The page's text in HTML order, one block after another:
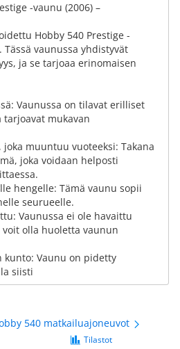
-vaunu (2006) –
Hobby 540 Prestige -
vaunussa yhdistyvät
ja se tarjoaa erinomaisen
Vaunussa on tilavat erilliset
tarjoavat mukavan
muuntuu vuoteeksi: Takana
joka voidaan helposti
hengelle: Tämä vaunu sopii
seurueelle.
Vaunussa ei ole havaittu
olla huoletta vaunun
kunto: Vaunu on pidetty
siisti
540 matkailuajoneuvot
Tilastot